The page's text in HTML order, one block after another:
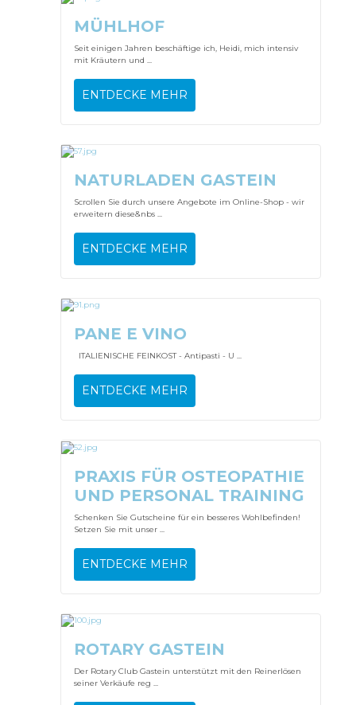
MÜHLHOF
Seit einigen Jahren beschäftige ich, Heidi, mich intensiv
mit Kräutern und ...
ENTDECKE MEHR
NATURLADEN GASTEIN
Scrollen Sie durch unsere Angebote im Online-Shop - wir
erweitern diese&nbs ...
ENTDECKE MEHR
PANE E VINO
ITALIENISCHE FEINKOST - Antipasti - U ...
ENTDECKE MEHR
PRAXIS FÜR OSTEOPATHIE
UND PERSONAL TRAINING
Schenken Sie Gutscheine für ein besseres Wohlbefinden!
Setzen Sie mit unser ...
ENTDECKE MEHR
ROTARY GASTEIN
Der Rotary Club Gastein unterstützt mit den Reinerlösen
seiner Verkäufe reg ...